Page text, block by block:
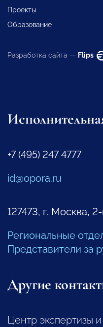
Проекты
Образование
Разработка сайта — Flips
+7 (495) 247 4777
id@opora.ru
127473, г. Москва,
Региональные
Представители за
Другие
Центр экспертизы